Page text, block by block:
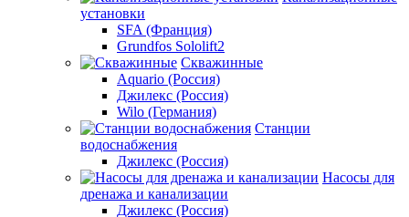
установки
SFA (Франция)
Grundfos Sololift2
Скважинные
Aquario (Россия)
Джилекс (Россия)
Wilo (Германия)
Станции
водоснабжения
Джилекс (Россия)
Насосы для
дренажа и канализации
Джилекс (Россия)